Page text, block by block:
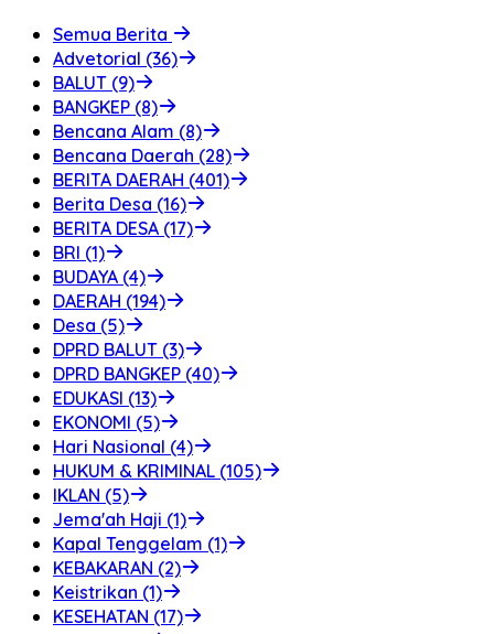
Semua Berita
Advetorial (36)
BALUT (9)
BANGKEP (8)
Bencana Alam (8)
Bencana Daerah (28)
BERITA DAERAH (401)
Berita Desa (16)
BERITA DESA (17)
BRI (1)
BUDAYA (4)
DAERAH (194)
Desa (5)
DPRD BALUT (3)
DPRD BANGKEP (40)
EDUKASI (13)
EKONOMI (5)
Hari Nasional (4)
HUKUM & KRIMINAL (105)
IKLAN (5)
Jema'ah Haji (1)
Kapal Tenggelam (1)
KEBAKARAN (2)
Keistrikan (1)
KESEHATAN (17)